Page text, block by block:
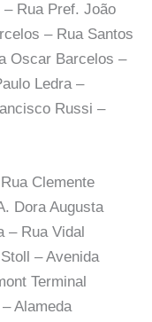
Rua Pref. João
– Rua Santos
Oscar Barcelos –
Ledra –
Russi –
Clemente
Dora Augusta
– Rua Vidal
– Avenida
Terminal
Alameda